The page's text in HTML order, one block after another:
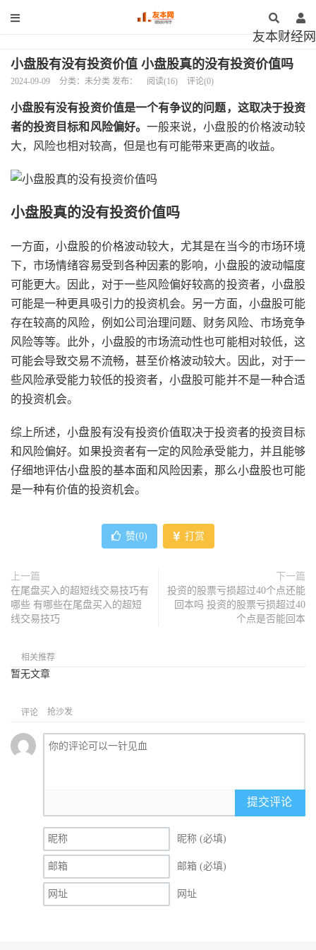
友本财经网
小盘股有没有投资价值 小盘股真的没有投资价值吗
2024-09-09 分类：未分类 发布： 阅读(16) 评论(0)
小盘股有没有投资价值是一个有争议的问题，这取决于投资
者的投资目标和风险偏好。 一般来说，小盘股的价格波动较
大，风险也相对较高，但是也有可能带来更高的收益。
小盘股真的没有投资价值吗
一方面，小盘股的价格波动较大，尤其是在当今的市场环境
下，市场情绪容易受到各种因素的影响，小盘股的波动幅度
可能更大。因此，对于一些风险偏好较高的投资者，小盘股
可能是一种更具吸引力的投资机会。另一方面，小盘股可能
存在较高的风险，例如公司治理问题、财务风险、市场竞争
风险等等。此外，小盘股的市场流动性也可能相对较低，这
可能会导致交易不流畅，甚至价格波动较大。因此，对于一
些风险承受能力较低的投资者，小盘股可能并不是一种合适
的投资机会。
综上所述，小盘股有没有投资价值取决于投资者的投资目标
和风险偏好。如果投资者有一定的风险承受能力，并且能够
仔细地评估小盘股的基本面和风险因素，那么小盘股也可能
是一种有价值的投资机会。
赞(0) 打赏
上一篇
在尾盘买入的超短线交易技巧有
哪些 有哪些在尾盘买入的超短
线交易技巧
下一篇
投资的股票亏损超过40个点还能
回本吗 投资的股票亏损超过40
个点是否能回本
相关推荐
暂无文章
评论 抢沙发
提交评论
昵称 (必填)
邮箱 (必填)
网址